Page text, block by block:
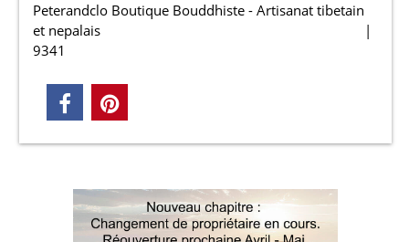
Peterandclo Boutique Bouddhiste - Artisanat tibetain
et nepalais
9341